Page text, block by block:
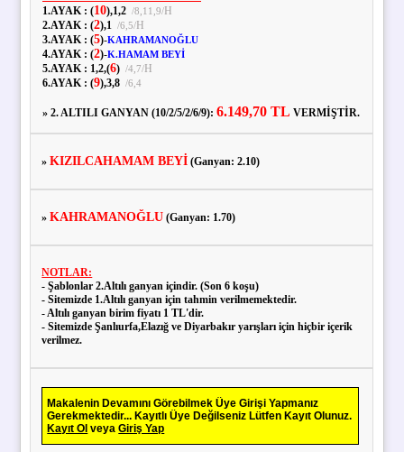
1.AYAK : (10),1,2/8, 11, 9/H
2.AYAK : (2),1 /6, 5/H
3.AYAK : (5)-KAHRAMANOĞLU
4.AYAK : (2)-K.HAMAM BEYİ
5.AYAK : 1,2,(6)/4, 7/H
6.AYAK : (9),3,8/6, 4
» 2. ALTILI GANYAN (10/2/5/2/6/9): 6.149,70 TL VERMİŞTİR.
»KIZILCAHAMAM BEYİ (Ganyan: 2.10)
»KAHRAMANOĞLU (Ganyan: 1.70)
NOTLAR:
- Şablonlar 2.Altılı ganyan içindir. (Son 6 koşu)
- Sitemizde 1.Altılı ganyan için tahmin verilmemektedir.
- Altılı ganyan birim fiyatı 1 TL'dir.
- Sitemizde Şanlıurfa,Elazığ ve Diyarbakır yarışları için hiçbir içerik
verilmez.
Makalenin Devamını Görebilmek Üye Girişi Yapmanız
Gerekmektedir... Kayıtlı Üye Değilseniz Lütfen Kayıt Olunuz.
Kayıt Ol veyaGiriş Yap